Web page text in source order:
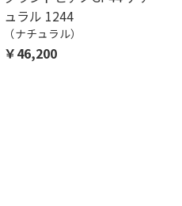
ュラル 1244
（ナチュラル）
￥46,200